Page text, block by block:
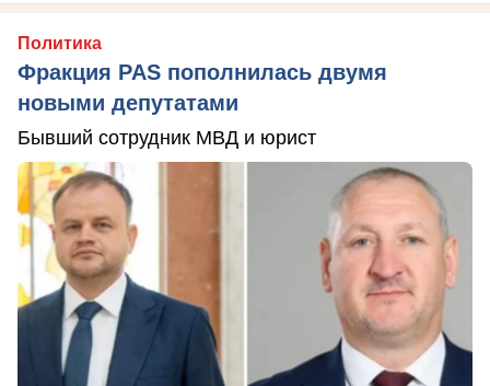
Политика
Фракция PAS пополнилась двумя
новыми депутатами
Бывший сотрудник МВД и юрист